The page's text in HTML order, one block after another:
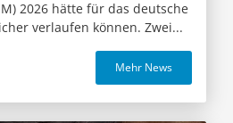
2026 hätte für das deutsche
verlaufen können. Zwei...
Mehr News